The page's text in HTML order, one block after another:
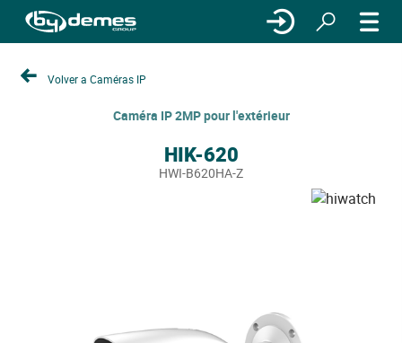
Volver a Caméras IP
Caméra IP 2MP pour l'extérieur
HIK-620
HWI-B620HA-Z